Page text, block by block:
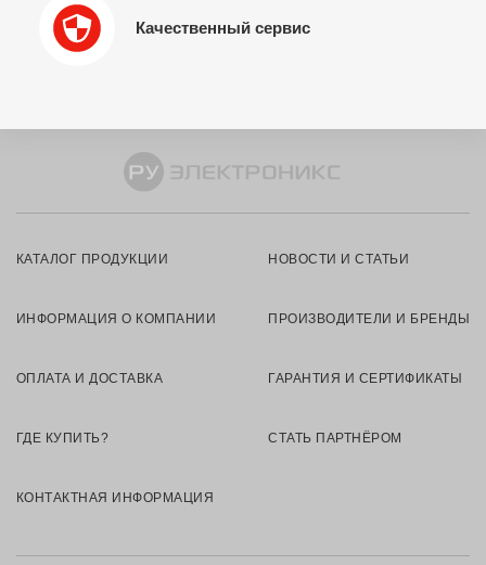
Качественный сервис
КАТАЛОГ ПРОДУКЦИИ НОВОСТИ И СТАТЬИ
ИНФОРМАЦИЯ О КОМПАНИИ ПРОИЗВОДИТЕЛИ И БРЕНДЫ
ОПЛАТА И ДОСТАВКА ГАРАНТИЯ И СЕРТИФИКАТЫ
ГДЕ КУПИТЬ? СТАТЬ ПАРТНЁРОМ
КОНТАКТНАЯ ИНФОРМАЦИЯ